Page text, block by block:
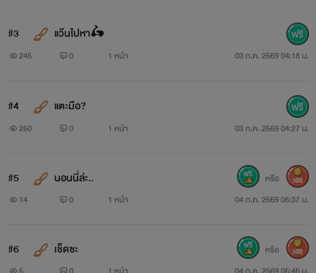
#3 แว๊นไปหา🛵
245 0 1 หน้า 03 ก.ค. 2569 04:18 น.
#4 แตะมือ?
250 0 1 หน้า 03 ก.ค. 2569 04:27 น.
#5 นอนนี่ล่ะ..
14 0 1 หน้า 04 ก.ค. 2569 05:37 น.
หรือ 300
#6 เช็ดซะ หรือ 300